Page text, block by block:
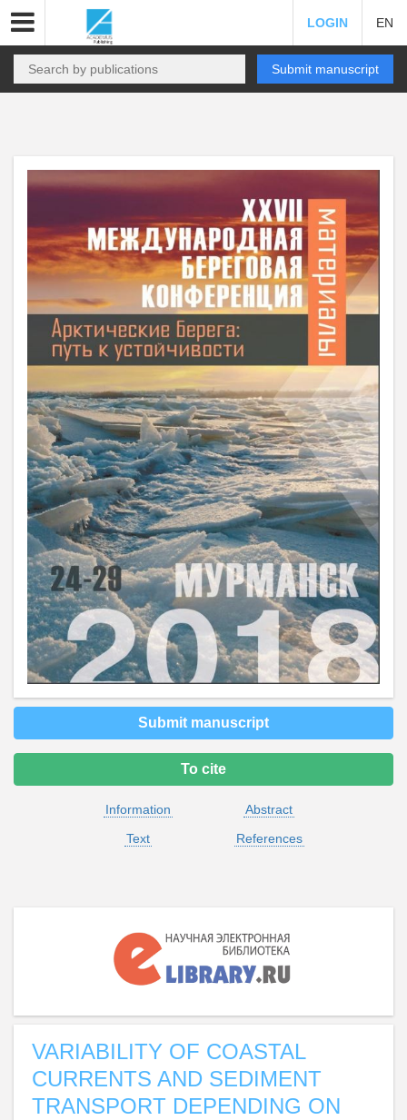
LOGIN EN
Submit manuscript
Submit manuscript
To cite
Information
Abstract
Text
References
VARIABILITY OF COASTAL
CURRENTS AND SEDIMENT
TRANSPORT DEPENDING ON